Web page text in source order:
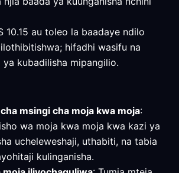
10.15 au toleo la baadaye ndilo
hifadhi wasifu na
ya kubadilisha mipangilio.
msingi cha moja kwa moja:
wa moja kwa moja kwa kazi ya
ucheleweshaji, uthabiti, na tabia
kulinganisha.